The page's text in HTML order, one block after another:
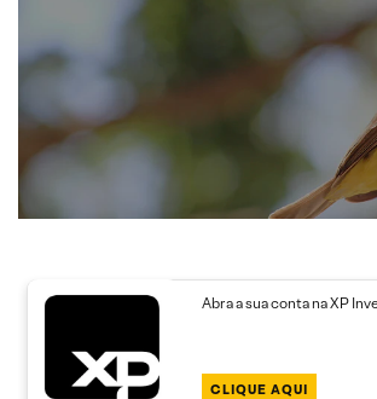
Abra a sua conta na XP
CLIQUE AQUI